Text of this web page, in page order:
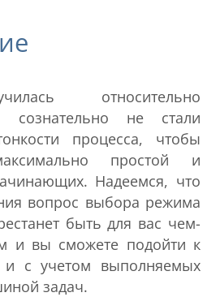
относительно
не стали
процесса, чтобы
простой и
Надеемся, что
вопрос выбора режима
быть для вас чем-
и вы сможете подойти к
и с учетом выполняемых
задач.